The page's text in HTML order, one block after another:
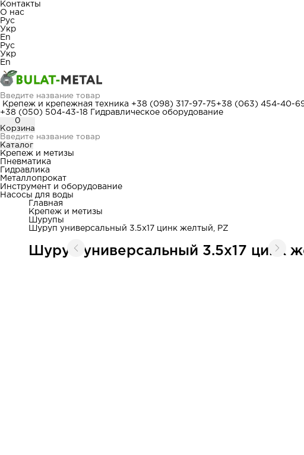
Контакты
О нас
Рус
Укр
En
Рус
Укр
En
Крепеж и крепежная техника +38 (098) 317-97-75+38 (063) 454-40-
+38 (050) 504-43-18
Гидравлическое оборудование
0
Корзина
Каталог
Крепеж и метизы
Пневматика
Гидравлика
Металлопрокат
Инструмент и оборудование
Насосы для воды
Главная
Крепеж и метизы
Шурупы
Шуруп универсальный 3.5x17 цинк желтый, PZ
Шуруп универсальный 3.5x17 цинк